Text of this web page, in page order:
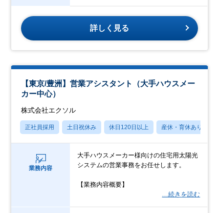
詳しく見る
【東京/豊洲】営業アシスタント（大手ハウスメー
カー中心）
株式会社エクソル
正社員採用 土日祝休み 休日120日以上 産休・育休あり
業務内容
大手ハウスメーカー様向けの住宅用太陽光
システムの営業事務をお任せします。
【業務内容概要】
…続きを読む